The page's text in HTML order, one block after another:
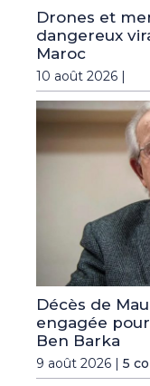
Drones et
dangereux
Maroc
10 août 2026 |
Décès de
engagée
Ben Barka
9 août 2026 | 5